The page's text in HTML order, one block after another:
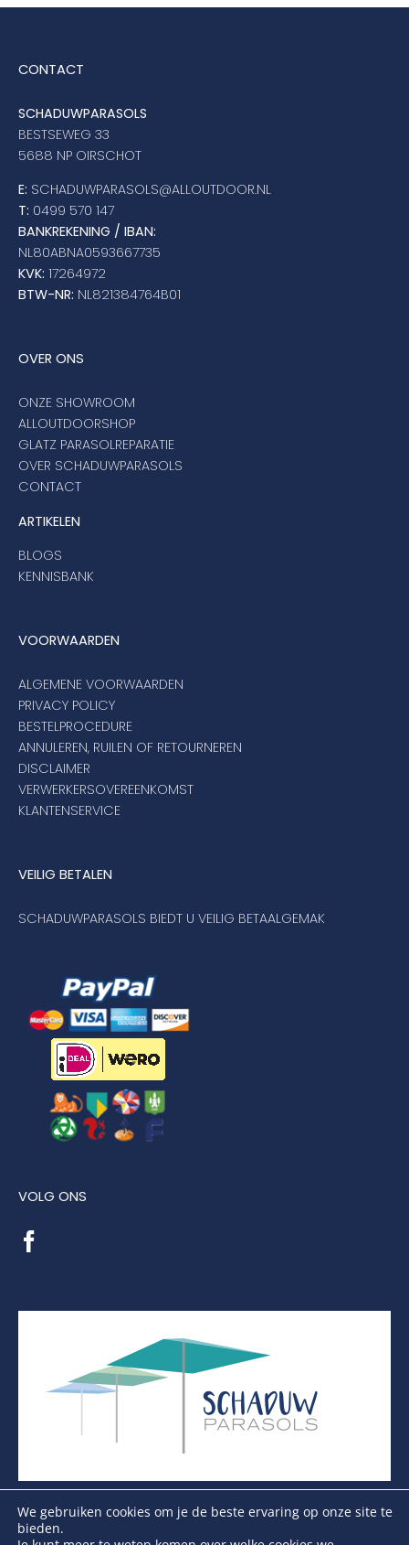
CONTACT
SCHADUWPARASOLS
BESTSEWEG 33
5688 NP OIRSCHOT
E: SCHADUWPARASOLS@ALLOUTDOOR.NL
T: 0499 570 147
BANKREKENING / IBAN:
NL80ABNA0593667735
KVK: 17264972
BTW-NR: NL821384764B01
OVER ONS
ONZE SHOWROOM
ALLOUTDOORSHOP
GLATZ PARASOLREPARATIE
OVER SCHADUWPARASOLS
CONTACT
ARTIKELEN
BLOGS
KENNISBANK
VOORWAARDEN
ALGEMENE VOORWAARDEN
PRIVACY POLICY
BESTELPROCEDURE
ANNULEREN, RUILEN OF RETOURNEREN
DISCLAIMER
VERWERKERSOVEREENKOMST
KLANTENSERVICE
VEILIG BETALEN
SCHADUWPARASOLS BIEDT U VEILIG BETAALGEMAK
VOLG ONS
We gebruiken cookies om je de beste ervaring op onze site te
bieden.